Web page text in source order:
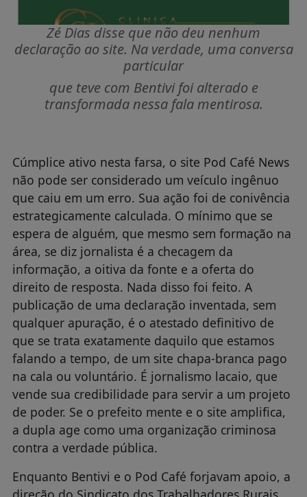
Zé Dias disse que não deu nenhum
declaração ao site. Na verdade, uma conversa
particular
que teve com Bentivi foi alterado e
transformada nessa fala mentirosa.
Cúmplice ativo nesta farsa, o site Pod Café News
não pode ser considerado um veículo ingênuo
que caiu em um erro. Sua ação foi de conivência
estrategicamente calculada. O mínimo que se
espera de alguém, que mesmo sem formação na
área, se diz jornalista é a checagem da
informação, a oitiva da fonte e a oferta do
direito de resposta. Nada disso foi feito. A
publicação de uma declaração inventada, sem
qualquer apuração, é o atestado definitivo de
que se trata exatamente daquilo que estamos
falando a tempo, de um site chapa-branca pago
na cala ou voluntário. É jornalismo lacaio, que
vende sua credibilidade para servir a um projeto
de poder. Se o prefeito mente e o site amplifica,
a dupla age como uma organização criminosa
contra a verdade pública.
Enquanto Bentivi e o Pod Café forjavam apoio, a